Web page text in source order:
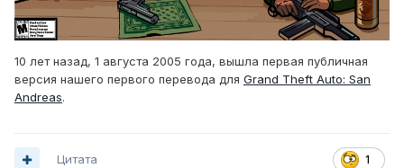
10 лет назад, 1 августа 2005 года, вышла первая публичная
версия нашего первого перевода для Grand Theft Auto: San
Andreas.
1
Цитата